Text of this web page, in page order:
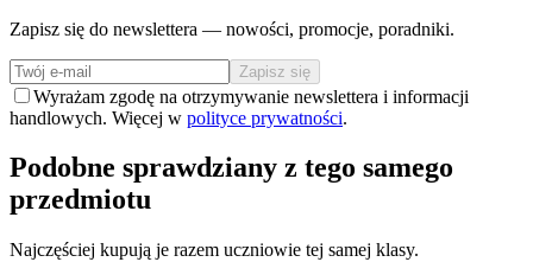
Zapisz się do newslettera — nowości, promocje, poradniki.
Zapisz się
Wyrażam zgodę na otrzymywanie newslettera i informacji
handlowych. Więcej w polityce prywatności.
Podobne sprawdziany z tego samego
przedmiotu
Najczęściej kupują je razem uczniowie tej samej klasy.